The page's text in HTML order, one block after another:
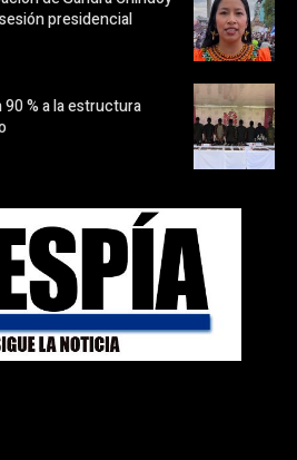
presidencial
% a la estructura